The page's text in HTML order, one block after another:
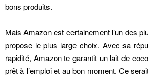
bons produits.
Mais Amazon est certainement l’un des
propose le plus large choix. Avec sa
rapidité, Amazon te garantit un lait de
prêt à l’emploi et au bon moment. Ce